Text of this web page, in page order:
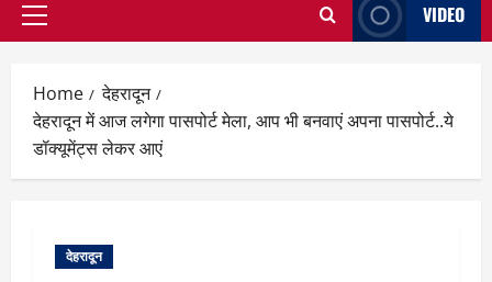
Primary
VIDEO
Home
देहरादून
देहरादून में आज लगेगा पासपोर्ट मेला, आप भी बनवाएं अपना पासपोर्ट..ये
डॉक्यूमेंट्स लेकर आएं
देहरादून